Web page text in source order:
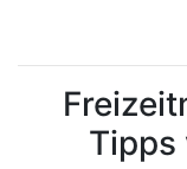
Tipps